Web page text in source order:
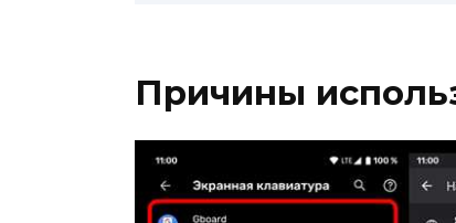
Причины